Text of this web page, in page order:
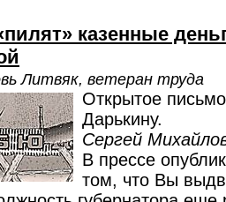
казенные
Литвяк, ветеран труда
Открытое
Дарькину.
Сергей
В прессе
том, что Вы